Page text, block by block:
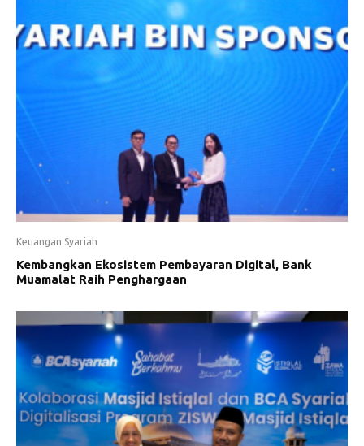
Keuangan Syariah
Kembangkan Ekosistem Pembayaran Digital, Bank
Muamalat Raih Penghargaan